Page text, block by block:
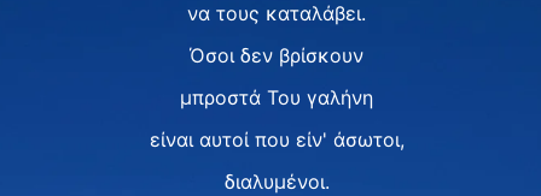
να τους καταλάβει.
Όσοι δεν βρίσκουν
μπροστά Του γαλήνη
είναι αυτοί που είν' άσωτοι,
διαλυμένοι.